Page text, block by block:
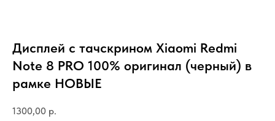
Дисплей с тачскрином Xiaomi Redmi
Note 8 PRO 100% оригинал (черный) в
рамке НОВЫЕ
1300,00 р.